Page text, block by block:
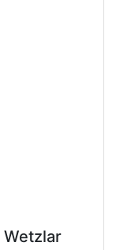
Wetzlar